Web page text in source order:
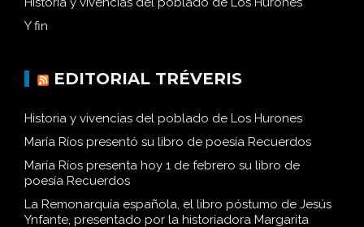
Y fin
EDITORIAL TRÉVERIS
Historia y vivencias del poblado de Los Hurones
María Ríos presentó su libro de poesía Recuerdos
María Ríos presenta hoy 1 de febrero su libro de
poesía Recuerdos
La Remonarquía española, el libro póstumo de Jesús
Ynfante, presentado por la historiadora Margarita